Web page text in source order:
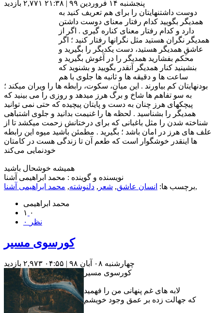
پنجشنبه ۱۴ فروردین ۹۹ | ۲۱:۳۸
۲,۷۷۱ بازديد
دوست داشتنهایتان را برای هم تعریف کنید به
همدیگر بگویید کدام رفتار معنای دوست داشتن
دارد و کدام رفتار معنای کناره گیری . اگر از
همدیگر نگران هستید مثل نگرانها رفتار کنید ؛ اگر
عاشقِ همدیگر هستید، دست یکدیگر را بگیرید و
محکم بفشارید همدیگر را در آغوش بگیرید و
بنشینید کنار همدیگر آنقدر بگویید و بشنوید که
ساعت ها و دقیقه ها و ثانیه ها جلوی با هم
بودنهایتان کم بیاورند . این میان، سکوت، رابطه ها را ویران میکند ؛
به سو تفاهم ها شاخ و برگ هرز میدهد و روزی را می بینید که
پیچکهای هرز چنان به دست و پایتان پیچیده که حتی نمی توانید
همدیگر را بشناسید . لحظه ها را غنیمت بدانید و جلوی اشتباهی
شناخته شدن را مثل باغبانی که برای درختانش زحمت میکشد تا از
علف های هرز در امان باشد ؛ بگیرید . مطمئن باشید میوه این رابطه
ها اینقدر خوشگوار است که طعم آن تا زندگی هست در کامتان
خودنمایی می‌کند
همیشه خوشحال باشید
نویسنده و گوینده : محمد ابراهیمی آشنا
برچسب ها: انسان عاشق, شعر , دلنوشته, محمد ابراهیمی آشنا ,
محمد ابراهیمی
۱ ۰
۰ نظر
کورسوی مسیر
چهارشنبه ۰۸ آبان ۹۸ | ۰۴:۵۵
۲,۹۷۳ بازديد
کورسوی مسیر
لابه های غم پنهانی من را فهمید
که جهالت زده بر عمق وجود خویشم